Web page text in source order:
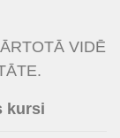
VIDĒ
kursi